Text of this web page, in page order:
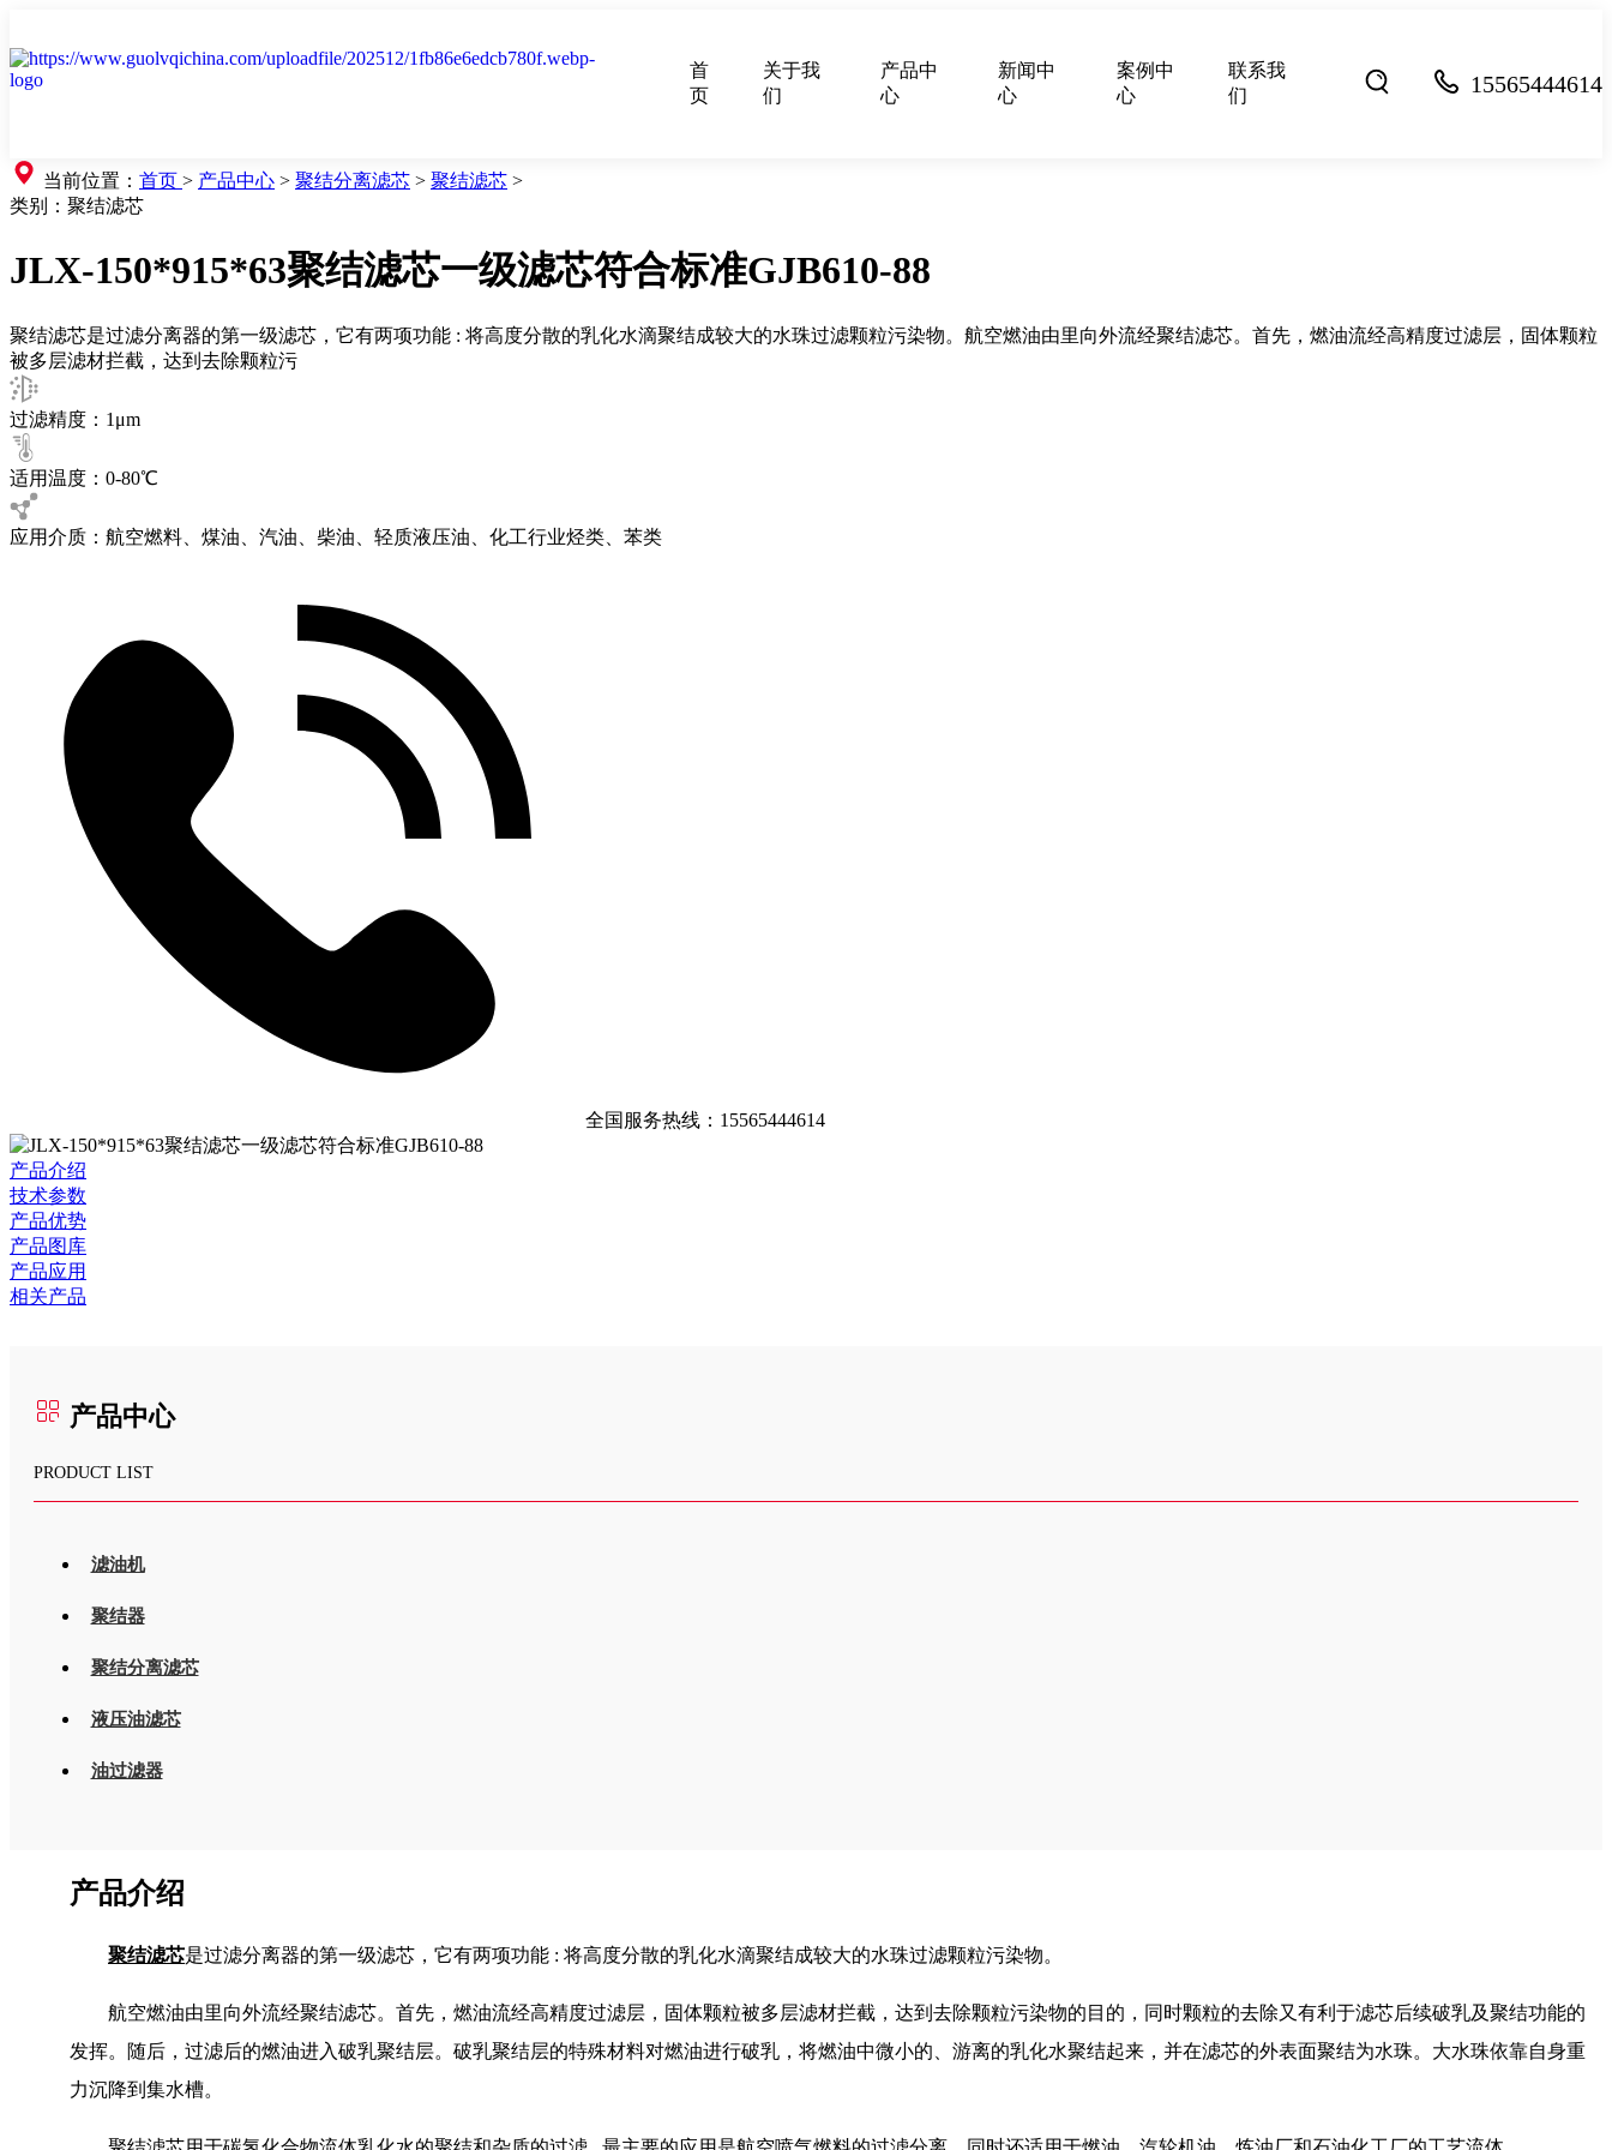
首
页
关于我
们
产品中
心
新闻中
心
案例中
心
联系我
们
15565444614
当前位置： 首页 > 产品中心 > 聚结分离滤芯 > 聚结滤芯 >
类别： 聚结滤芯
JLX-150*915*63聚结滤芯一级滤芯符合标准GJB610-88
聚结滤芯是过滤分离器的第一级滤芯，它有两项功能 : 将高度分散的乳化水滴聚结成较大的水珠过滤颗粒污染物。航空燃油由里向外流经聚结滤芯。首先，燃油流经高精度过滤层，固体颗粒
被多层滤材拦截，达到去除颗粒污
过滤精度：1μm
适用温度：0-80℃
应用介质：航空燃料、煤油、汽油、柴油、轻质液压油、化工行业烃类、苯类
全国服务热线： 15565444614
产品介绍
技术参数
产品优势
产品图库
产品应用
相关产品
产品中心
PRODUCT LIST
滤油机
聚结器
聚结分离滤芯
液压油滤芯
油过滤器
产品介绍
聚结滤芯是过滤分离器的第一级滤芯，它有两项功能 : 将高度分散的乳化水滴聚结成较大的水珠过滤颗粒污染物。
航空燃油由里向外流经聚结滤芯。首先，燃油流经高精度过滤层，固体颗粒被多层滤材拦截，达到去除颗粒污染物的目的，同时颗粒的去除又有利于滤芯后续破乳及聚结功能的
发挥。随后，过滤后的燃油进入破乳聚结层。破乳聚结层的特殊材料对燃油进行破乳，将燃油中微小的、游离的乳化水聚结起来，并在滤芯的外表面聚结为水珠。大水珠依靠自身重
力沉降到集水槽。